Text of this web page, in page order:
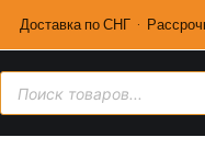
Доставка по СНГ ·